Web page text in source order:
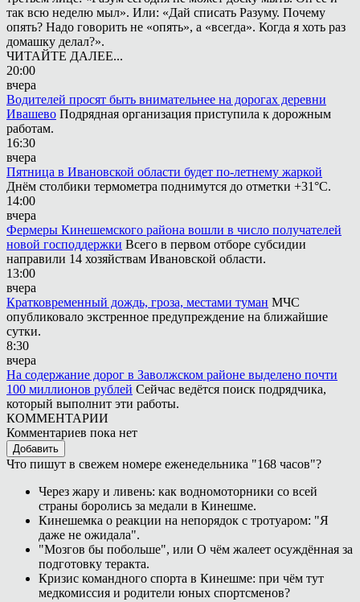
так всю неделю мыл». Или: «Дай списать Разуму. Почему
опять? Надо говорить не «опять», а «всегда». Когда я хоть раз
домашку делал?».
ЧИТАЙТЕ ДАЛЕЕ...
20:00
вчера
Водителей просят быть внимательнее на дорогах деревни
Ивашево Подрядная организация приступила к дорожным
работам.
16:30
вчера
Пятница в Ивановской области будет по-летнему жаркой
Днём столбики термометра поднимутся до отметки +31°С.
14:00
вчера
Фермеры Кинешемского района вошли в число получателей
новой господдержки Всего в первом отборе субсидии
направили 14 хозяйствам Ивановской области.
13:00
вчера
Кратковременный дождь, гроза, местами туман МЧС
опубликовало экстренное предупреждение на ближайшие
сутки.
8:30
вчера
На содержание дорог в Заволжском районе выделено почти
100 миллионов рублей Сейчас ведётся поиск подрядчика,
который выполнит эти работы.
КОММЕНТАРИИ
Комментариев пока нет
Добавить
Что пишут в свежем номере еженедельника "168 часов"?
Через жару и ливень: как водномоторники со всей
страны боролись за медали в Кинешме.
Кинешемка о реакции на непорядок с тротуаром: "Я
даже не ожидала".
"Мозгов бы побольше", или О чём жалеет осуждённая за
подготовку теракта.
Кризис командного спорта в Кинешме: при чём тут
медкомиссия и родители юных спортсменов?